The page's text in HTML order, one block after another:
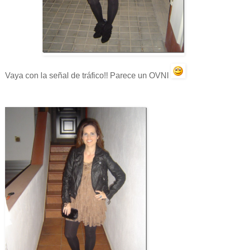
Vaya con la señal de tráfico!! Parece un OVNI